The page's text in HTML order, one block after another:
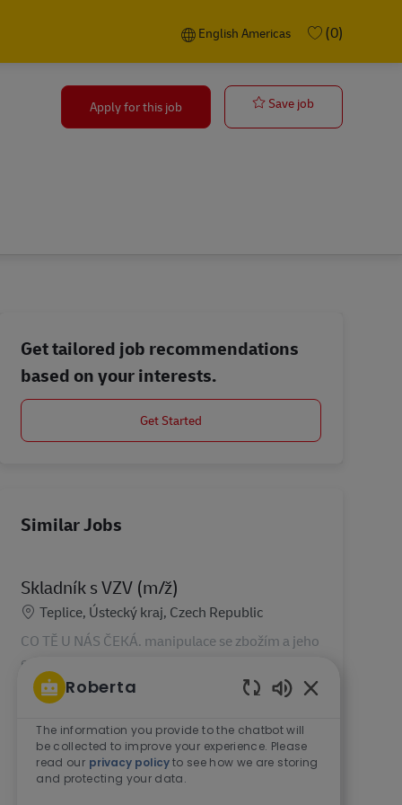
Language selected
English Americas
English Americas (0)
Apply for this job Save job
Get tailored job recommendations
based on your interests.
Get Started
Similar Jobs
Skladník s VZV (m/ž)
Location
Teplice, Ústecký kraj, Czech Republic
CO TĚ U NÁS ČEKÁ. manipulace se zbožím a jeho
evidence. příprava zboží k expedici. kontrola
kvality zboží a hlášení jeho poškození. vykládka a
nakládka vozidel. spolupráce s kolegy, mistry a s
dalš...
Disponent/ka dopravy junior i zkušený
Roberta
The information you provide to the chatbot will
be collected to improve your experience. Please
read our privacy policyto see how we are storing
and protecting your data.